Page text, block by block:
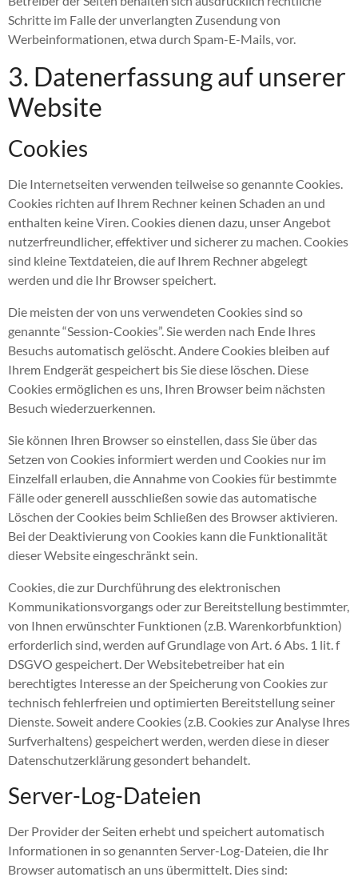
Schritte im Falle der unverlangten Zusendung von
Werbeinformationen, etwa durch Spam-E-Mails, vor.
3. Datenerfassung auf unserer
Website
Cookies
Die Internetseiten verwenden teilweise so genannte Cookies.
Cookies richten auf Ihrem Rechner keinen Schaden an und
enthalten keine Viren. Cookies dienen dazu, unser Angebot
nutzerfreundlicher, effektiver und sicherer zu machen. Cookies
sind kleine Textdateien, die auf Ihrem Rechner abgelegt
werden und die Ihr Browser speichert.
Die meisten der von uns verwendeten Cookies sind so
genannte “Session-Cookies”. Sie werden nach Ende Ihres
Besuchs automatisch gelöscht. Andere Cookies bleiben auf
Ihrem Endgerät gespeichert bis Sie diese löschen. Diese
Cookies ermöglichen es uns, Ihren Browser beim nächsten
Besuch wiederzuerkennen.
Sie können Ihren Browser so einstellen, dass Sie über das
Setzen von Cookies informiert werden und Cookies nur im
Einzelfall erlauben, die Annahme von Cookies für bestimmte
Fälle oder generell ausschließen sowie das automatische
Löschen der Cookies beim Schließen des Browser aktivieren.
Bei der Deaktivierung von Cookies kann die Funktionalität
dieser Website eingeschränkt sein.
Cookies, die zur Durchführung des elektronischen
Kommunikationsvorgangs oder zur Bereitstellung bestimmter,
von Ihnen erwünschter Funktionen (z.B. Warenkorbfunktion)
erforderlich sind, werden auf Grundlage von Art. 6 Abs. 1 lit. f
DSGVO gespeichert. Der Websitebetreiber hat ein
berechtigtes Interesse an der Speicherung von Cookies zur
technisch fehlerfreien und optimierten Bereitstellung seiner
Dienste. Soweit andere Cookies (z.B. Cookies zur Analyse Ihres
Surfverhaltens) gespeichert werden, werden diese in dieser
Datenschutzerklärung gesondert behandelt.
Server-Log-Dateien
Der Provider der Seiten erhebt und speichert automatisch
Informationen in so genannten Server-Log-Dateien, die Ihr
Browser automatisch an uns übermittelt. Dies sind: